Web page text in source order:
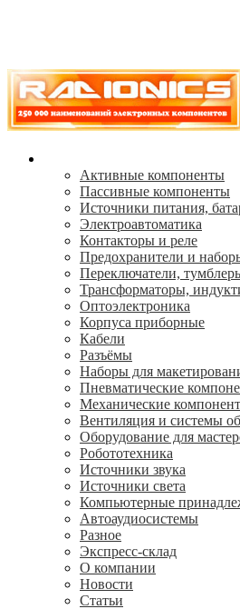
Активные компоненты
Пассивные компоненты
Источники питания,
Электроавтоматика
Контакторы и реле
Предохранители и
Переключатели,
Трансформаторы,
Oптоэлектроника
Корпуса приборные
Кабели
Разъёмы
Наборы для
Пневматические
Механические
Вентиляция и системы
Оборудование для
Робототехника
Источники звука
Источники света
Компьютерные
Автоаудиосистемы
Разное
Экспресс-склад
О компании
Новости
Статьи